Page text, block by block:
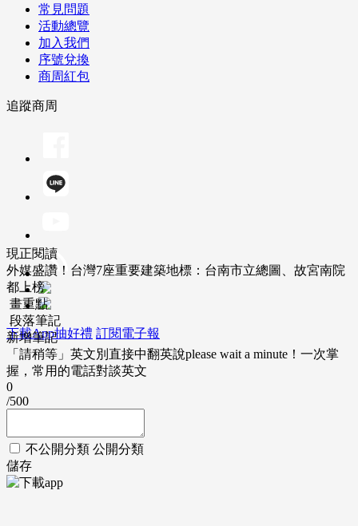
常見問題
活動總覽
加入我們
序號兌換
商周紅包
追蹤商周
下載App抽好禮 訂閱電子報
現正閱讀
外媒盛讚！台灣7座重要建築地標：台南市立總圖、故宮南院
都上榜
畫重點
段落筆記
新增筆記
「請稍等」英文別直接中翻英說please wait a minute！一次掌
握，常用的電話對談英文
0
/500
不公開分類 公開分類
儲存